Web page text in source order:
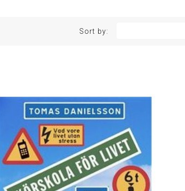
Sort by: